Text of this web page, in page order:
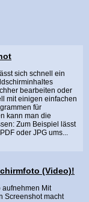
sich schnell ein
bearbeiten oder
mit einigen einfachen
für
kann man die
Zum Beispiel lässt
oder JPG ums...
(Video)!
aufnehmen Mit
Screenshot macht